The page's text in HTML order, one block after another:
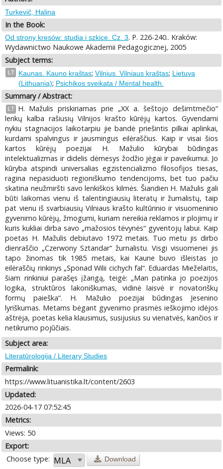
Turkevič, Halina
In the Book:
Od strony kresów: studia i szkice. Cz. 3. P. 226-240.. Kraków:
Wydawnictwo Naukowe Akademii Pedagogicznej, 2005
Subject terms:
LT Kaunas. Kauno kraštas; Vilnius. Vilniaus kraštas; Lietuva
(Lithuania); Psichikos sveikata / Mental health.
Summary / Abstract:
LT
H. Mažulis priskiriamas prie „XX a. šeštojo dešimtmečio“
lenkų kalba rašiusių Vilnijos krašto kūrėjų kartos. Gyvendami
nykiu stagnacijos laikotarpiu jie bandė priešintis pilkai aplinkai,
kurdami spalvingus ir jausmingus eilėraščius. Kaip ir visai šios
kartos kūrėjų poezijai H. Mažulio kūrybai būdingas
intelektualizmas ir didelis dėmesys žodžio jėgai ir paveikumui. Jo
kūryba atspindi universalias egzistencializmo filosofijos tiesas,
ragina nepasiduoti regioniškumo tendencijoms, bet tuo pačiu
skatina neužmiršti savo lenkiškos kilmės. Šiandien H. Mažulis gali
būti laikomas vienu iš talentingiausių literatų ir žurnalistų, taip
pat vienu iš svarbiausių Vilniaus krašto kultūrinio ir visuomeninio
gyvenimo kūrėjų, žmogumi, kuriam nereikia reklamos ir plojimų ir
kuris kukliai dirba savo „mažosios tėvynės“ gyventojų labui. Kaip
poetas H. Mažulis debiutavo 1972 metais. Tuo metu jis dirbo
dienraščio „Czerwony Sztandar“ žurnalistu. Visgi visuomenei jis
tapo žinomas tik 1985 metais, kai Kaune buvo išleistas jo
eilėraščių rinkinys „Sponad Wilii cichych fal“. Eduardas Mieželaitis,
šiam rinkiniui parašęs įžangą, teigė: „Man patinka jo poezijos
logika, struktūros lakoniškumas, vidinė laisvė ir novatoriškų
formų paieška“. H. Mažulio poezijai būdingas Jesenino
lyriškumas. Metams bėgant gyvenimo prasmės ieškojimo idėjos
aštrėja, poetas kelia klausimus, susijusius su vienatvės, kančios ir
netikrumo pojūčiais.
Subject area:
Literatūrologija / Literary Studies
Permalink:
https://www.lituanistika.lt/content/2603
Updated:
2026-04-17 07:52:45
Metrics:
Views: 50
Export:
Choose type:
Download